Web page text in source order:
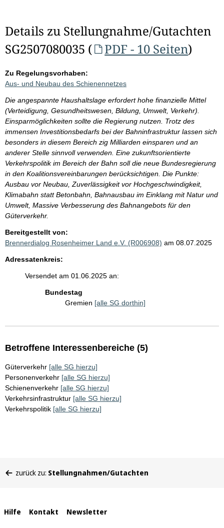
Details zu Stellungnahme/Gutachten
SG2507080035 (
PDF - 10 Seiten)
Zu Regelungsvorhaben:
Aus- und Neubau des Schienennetzes
Die angespannte Haushaltslage erfordert hohe finanzielle Mittel
(Verteidigung, Gesundheitswesen, Bildung, Umwelt, Verkehr).
Einsparmöglichkeiten sollte die Regierung nutzen. Trotz des
immensen Investitionsbedarfs bei der Bahninfrastruktur lassen sich
besonders in diesem Bereich zig Milliarden einsparen und an
anderer Stelle sinnvoll verwenden. Eine zukunftsorientierte
Verkehrspolitik im Bereich der Bahn soll die neue Bundesregierung
in den Koalitionsvereinbarungen berücksichtigen. Die Punkte:
Ausbau vor Neubau, Zuverlässigkeit vor Hochgeschwindigkeit,
Klimabahn statt Betonbahn, Bahnausbau im Einklang mit Natur und
Umwelt, Massive Verbesserung des Bahnangebots für den
Güterverkehr.
Bereitgestellt von:
Brennerdialog Rosenheimer Land e.V. (R006908) am 08.07.2025
Adressatenkreis:
Versendet am 01.06.2025 an:
Bundestag
Gremien [alle SG dorthin]
Betroffene Interessenbereiche (5)
Güterverkehr [alle SG hierzu]
Personenverkehr [alle SG hierzu]
Schienenverkehr [alle SG hierzu]
Verkehrsinfrastruktur [alle SG hierzu]
Verkehrspolitik [alle SG hierzu]
befinden
zurück zu: Stellungnahmen/Gutachten
Interne
Hilfe Kontakt Newsletter